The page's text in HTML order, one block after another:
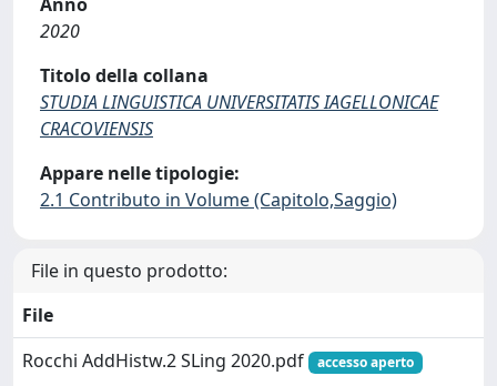
2020
Titolo della collana
STUDIA LINGUISTICA UNIVERSITATIS IAGELLONICAE
CRACOVIENSIS
Appare nelle tipologie:
2.1 Contributo in Volume (Capitolo,Saggio)
File in questo prodotto:
File
Rocchi AddHistw.2 SLing 2020.pdf
accesso aperto